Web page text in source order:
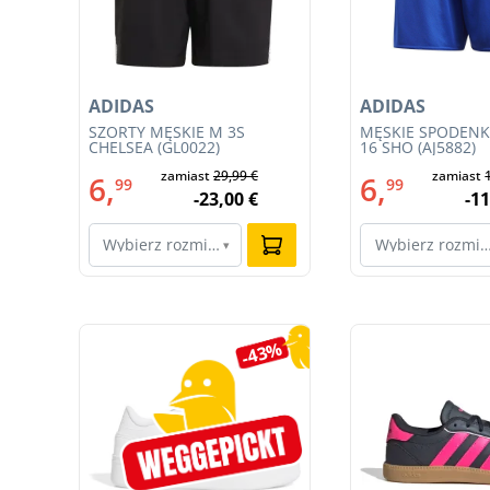
SZORTY MĘSKIE M 3S
CHELSEA (GL0022)
ADIDAS
6,99 zamiast29,99 €
-23,00 €
Wybierz rozmiar…
▾
MĘSKIE
16 SHO (AJ5882)
ADIDAS
6,99 zamiast
-
Wybierz
Pomiń galerię produktów
-43%